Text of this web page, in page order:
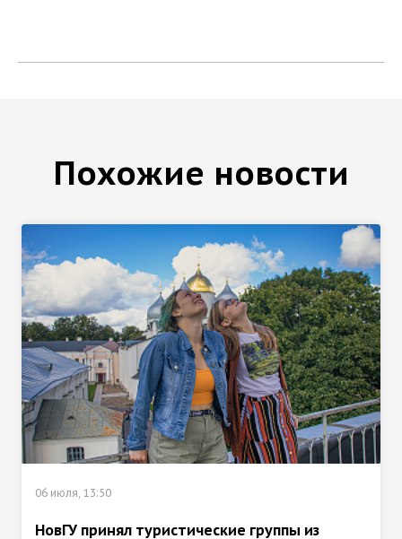
Похожие новости
06 июля, 13:50
НовГУ принял туристические группы из